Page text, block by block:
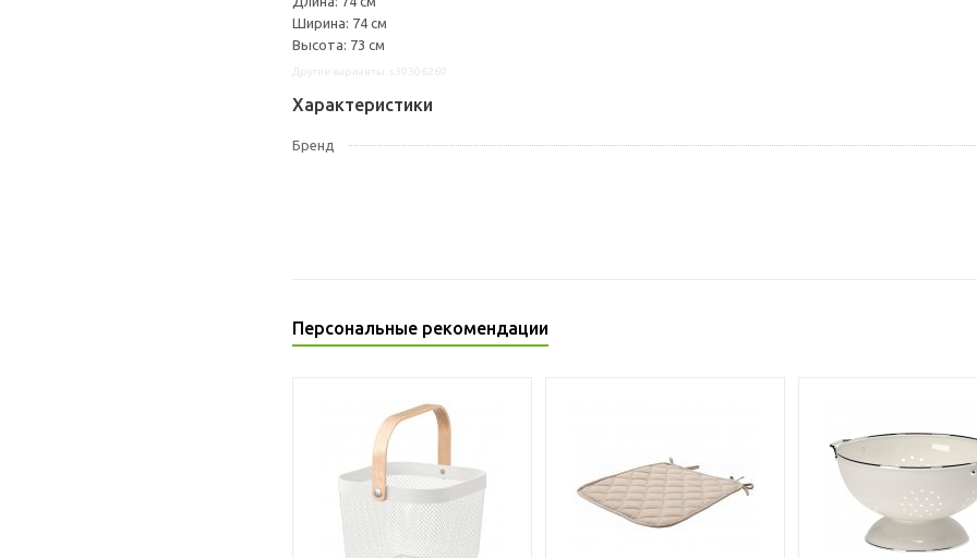
Ширина: 74 см
Высота: 73 см
Характеристики
Бренд
Персональные рекомендации